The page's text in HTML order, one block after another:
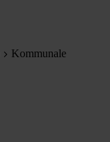
Kommunale